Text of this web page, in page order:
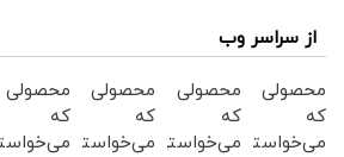
از سراسر وب
محصولی
که
می‌خواستی
محصولی
که
می‌خواستی
محصولی
که
می‌خواستی
محصولی
که